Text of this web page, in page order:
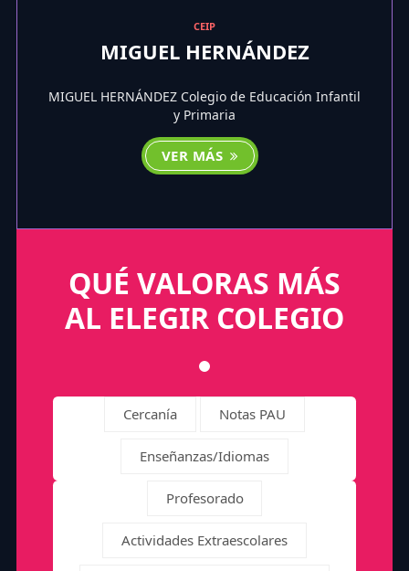
CEIP
MIGUEL HERNÁNDEZ
MIGUEL HERNÁNDEZ Colegio de Educación Infantil
y Primaria
VER MÁS
QUÉ VALORAS MÁS
AL ELEGIR COLEGIO
Cercanía Notas PAU
Enseñanzas/Idiomas
Profesorado
Actividades Extraescolares